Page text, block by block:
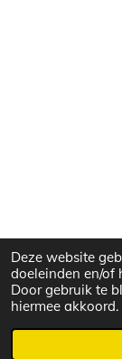
Deze website
doeleinden en/of
Door gebruik te
hiermee akkoord.